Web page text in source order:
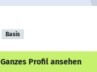
Basis
Ganzes Profil ansehen